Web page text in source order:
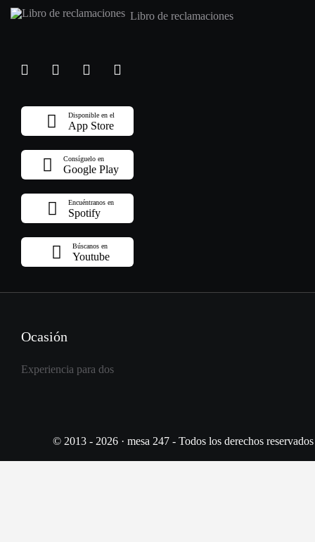
Libro de reclamaciones
Disponible en el
App Store
Consíguelo en
Google Play
Encuéntranos en
Spotify
Búscanos en
Youtube
Ocasión
Experiencia para dos
© 2013 - 2026 · mesa 247 - Todos los derechos reservados